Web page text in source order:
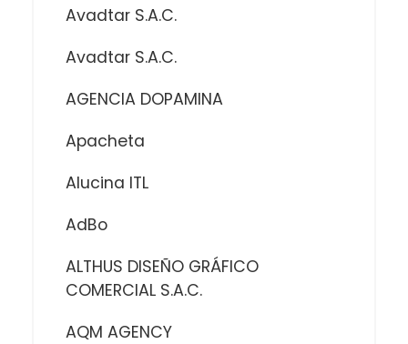
Avadtar S.A.C.
Avadtar S.A.C.
AGENCIA DOPAMINA
Apacheta
Alucina ITL
AdBo
ALTHUS DISEÑO GRÁFICO
COMERCIAL S.A.C.
AQM AGENCY